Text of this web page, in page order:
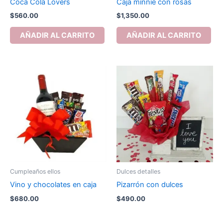
Coca Cola Lovers
$560.00
AÑADIR AL CARRITO
Caja minnie con rosas
$1,350.00
AÑADIR AL CARRITO
Cumpleaños ellos
Vino y chocolates en caja
$680.00
Dulces detalles
Pizarrón con dulces
$490.00